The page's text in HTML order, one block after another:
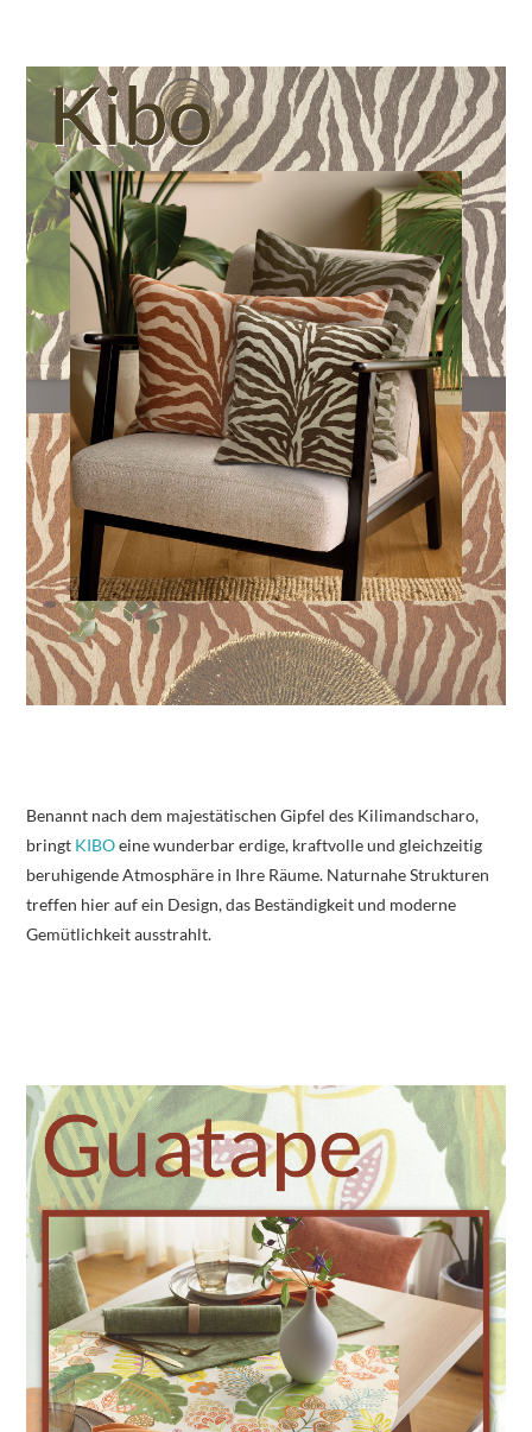
Benannt nach dem majestätischen Gipfel des Kilimandscharo,
bringt KIBOeine wunderbar erdige, kraftvolle und gleichzeitig
beruhigende Atmosphäre in Ihre Räume. Naturnahe Strukturen
treffen hier auf ein Design, das Beständigkeit und moderne
Gemütlichkeit ausstrahlt.